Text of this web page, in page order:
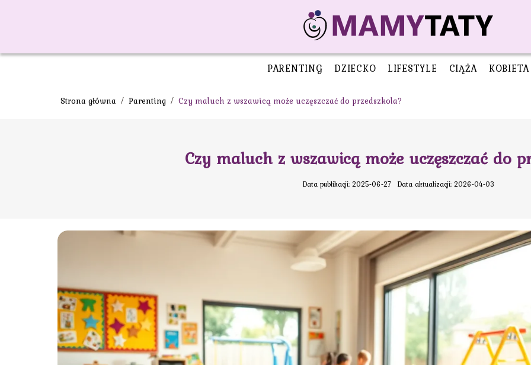
PARENTING DZIECKO LIFESTYLE CIĄŻA KOBIETA
Strona główna / Parenting / Czy maluch z wszawicą może uczęszczać do przedszkola?
Czy maluch z wszawicą może uczęszczać do
Data publikacji: 2025-06-27 Data aktualizacji: 2026-04-03